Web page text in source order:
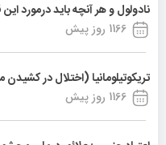
نادولول و هر آنچه باید درمورد
1166 روز پیش
تریکوتیلومانیا (اختلال در کشیدن
1166 روز پیش